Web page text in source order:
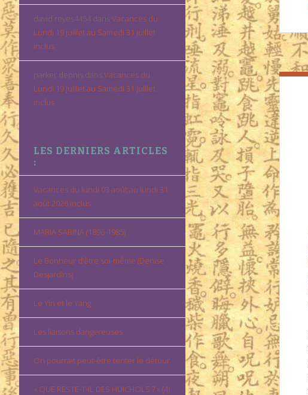
david.reyes4454 dansVacances du
Lundi 19 juillet au Samedi 31 juillet
inclus
parker dennis dansVacances du
Lundi 19 juillet au Samedi 31 juillet
inclus
LES DERNIERS ARTICLES
:
Vacances du lundi 03 août au lundi 31
août 2026 inclus
MARIA SABINA (1896-1985)
Le Bonheur d’être soi-même (Denise
Desjardins)
Le Yin et le Yang
Les liaisons dangereuses
On pourrait peut-être tenter le détour
« QUE RESTE-T-IL DES HUICHOLS ? » (4)